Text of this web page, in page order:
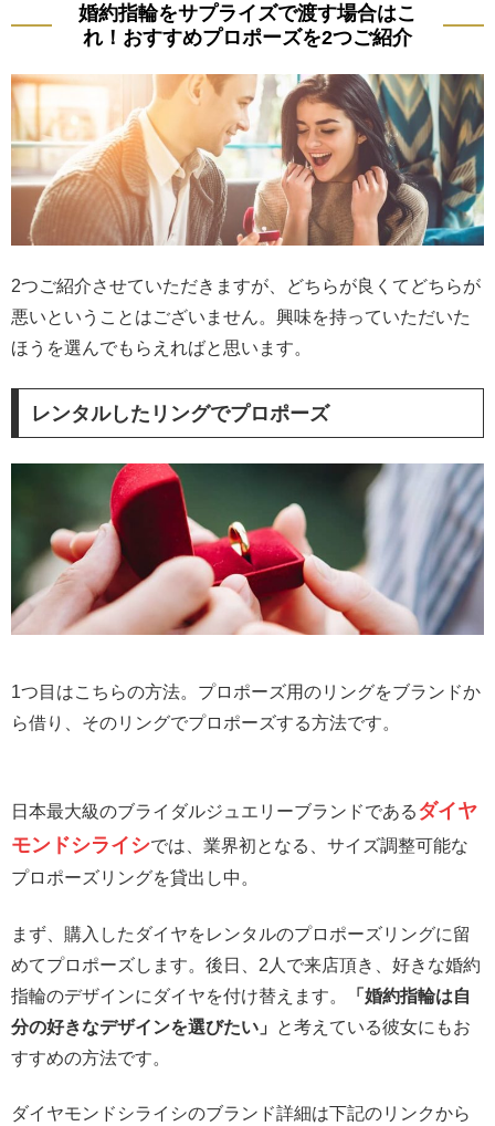
婚約指輪をサプライズで渡す場合はこ
れ！おすすめプロポーズを2つご紹介
2つご紹介させていただきますが、どちらが良くてどちらが
悪いということはございません。興味を持っていただいた
ほうを選んでもらえればと思います。
レンタルしたリングでプロポーズ
1つ目はこちらの方法。プロポーズ用のリングをブランドか
ら借り、そのリングでプロポーズする方法です。
日本最大級のブライダルジュエリーブランドであるダイヤ
モンドシライシでは、業界初となる、サイズ調整可能な
プロポーズリングを貸出し中。
まず、購入したダイヤをレンタルのプロポーズリングに留
めてプロポーズします。後日、2人で来店頂き、好きな婚約
指輪のデザインにダイヤを付け替えます。
「婚約指輪は自
分の好きなデザインを選びたい」
と考えている彼女にもお
すすめの方法です。
ダイヤモンドシライシのブランド詳細は下記のリンクから